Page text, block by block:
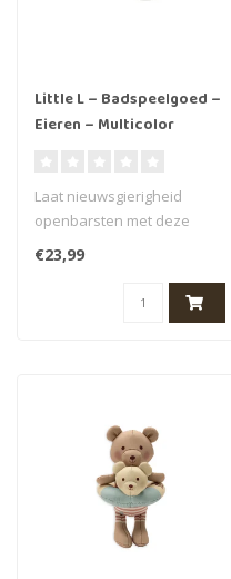
Little L – Badspeelgoed –
Eieren – Multicolor
Laat nieuwsgierigheid
openbarsten met deze
vrolijke set badeieren. Elk ei
verber..
€23,99